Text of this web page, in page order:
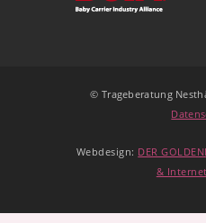
© Trageberatung
Webdesign: DER
&